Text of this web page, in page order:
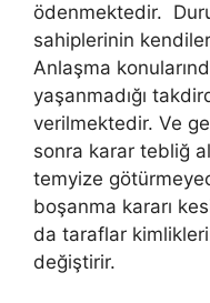
ödenmektedir.
sahiplerinin
Anlaşma
yaşanmadığı
verilmektedir. Ve
sonra karar tebliğ
temyize
boşanma kararı
da taraflar
değiştirir.